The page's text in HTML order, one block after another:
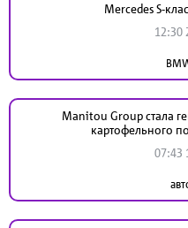
Mercedes S-
12:30
Manitou Group стала
картофельного
07:43